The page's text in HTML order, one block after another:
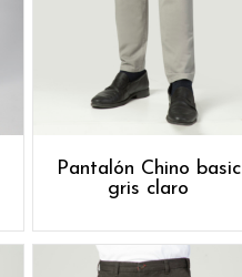
Pantalón Chino basic
gris claro